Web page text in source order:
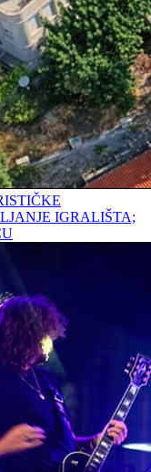
IGRALIŠTA;